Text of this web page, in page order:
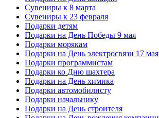
Сувениры к 8 марта
Сувениры к 23 февраля
Подарки детям
Подарки на День Победы 9 мая
Подарки морякам
Подарки на День электросвязи 17 мая
Подарки программистам
Подарки ко Дню шахтера
Подарки на День химика
Подарки автомобилисту
Подарки начальнику
Подарки на День строителя